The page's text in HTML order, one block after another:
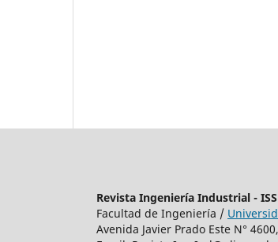
Revista Ingeniería Industrial -
Facultad de Ingeniería /
Avenida Javier Prado Este N°